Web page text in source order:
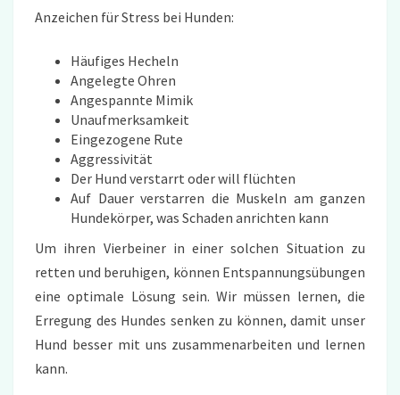
Anzeichen für Stress bei Hunden:
Häufiges Hecheln
Angelegte Ohren
Angespannte Mimik
Unaufmerksamkeit
Eingezogene Rute
Aggressivität
Der Hund verstarrt oder will flüchten
Auf Dauer verstarren die Muskeln am ganzen
Hundekörper, was Schaden anrichten kann
Um ihren Vierbeiner in einer solchen Situation zu
retten und beruhigen, können Entspannungsübungen
eine optimale Lösung sein. Wir müssen lernen, die
Erregung des Hundes senken zu können, damit unser
Hund besser mit uns zusammenarbeiten und lernen
kann.